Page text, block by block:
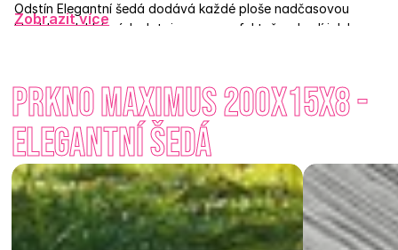
Odstín Elegantní šedá dodává každé ploše nadčasovou
hloubku a lehký nádech tajemna – perfektně se hodí jak k
chodníky s výrazem a elegancí.
Vyberte si betonová prkna Maximus – když toužíte po stylu
dřeva, ale chcete výdrž betonu.
Zobrazit více
Prkno Maximus 200x15x8 -
Elegantní šedá